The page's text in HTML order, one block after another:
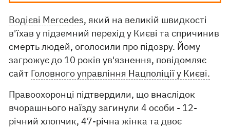
Водієві Mercedes, який на великій швидкості
в'їхав у підземний перехід у Києві та спричинив
смерть людей, оголосили про підозру. Йому
загрожує до 10 років ув'язнення, повідомляє
сайт Головного управління Нацполіції у Києві.
Правоохоронці підтвердили, що внаслідок
вчорашнього наїзду загинули 4 особи - 12-
річний хлопчик, 47-річна жінка та двоє